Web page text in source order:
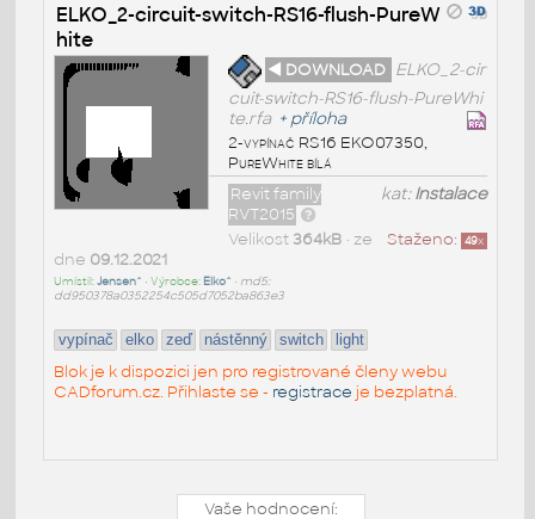
ELKO_2-circuit-switch-RS16-flush-PureW
hite
◄ DOWNLOAD ELKO_2-cir
cuit-switch-RS16-flush-PureWhi
te.rfa + příloha
2-vypínač RS16 EKO07350,
PureWhite bílá
kat:Instalace
Revit family
RVT2015
Staženo: 49x
Velikost364kB• ze
dne 09.12.2021
Umístil:Jensen^ • Výrobce: Elko^ • md5:
dd950378a0352254c505d7052ba863e3
vypínač elko zeď nástěnný switch light
Blok je k dispozici jen pro registrované členy webu
CADforum.cz. Přihlaste se - registrace je bezplatná.
Vaše hodnocení: